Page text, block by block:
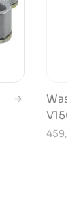
459,99